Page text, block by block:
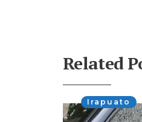
Related
Irapuato